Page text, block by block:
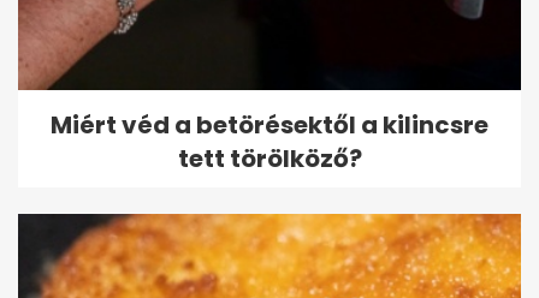
Miért véd a betörésektől a kilincsre
tett törölköző?